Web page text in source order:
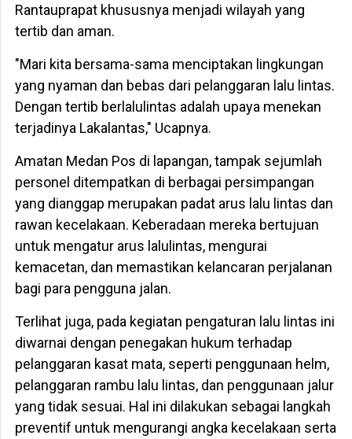
Rantauprapat khususnya menjadi wilayah yang
tertib dan aman.
"Mari kita bersama-sama menciptakan lingkungan
yang nyaman dan bebas dari pelanggaran lalu lintas.
Dengan tertib berlalulintas adalah upaya menekan
terjadinya Lakalantas," Ucapnya.
Amatan Medan Pos di lapangan, tampak sejumlah
personel ditempatkan di berbagai persimpangan
yang dianggap merupakan padat arus lalu lintas dan
rawan kecelakaan. Keberadaan mereka bertujuan
untuk mengatur arus lalulintas, mengurai
kemacetan, dan memastikan kelancaran perjalanan
bagi para pengguna jalan.
Terlihat juga, pada kegiatan pengaturan lalu lintas ini
diwarnai dengan penegakan hukum terhadap
pelanggaran kasat mata, seperti penggunaan helm,
pelanggaran rambu lalu lintas, dan penggunaan jalur
yang tidak sesuai. Hal ini dilakukan sebagai langkah
preventif untuk mengurangi angka kecelakaan serta